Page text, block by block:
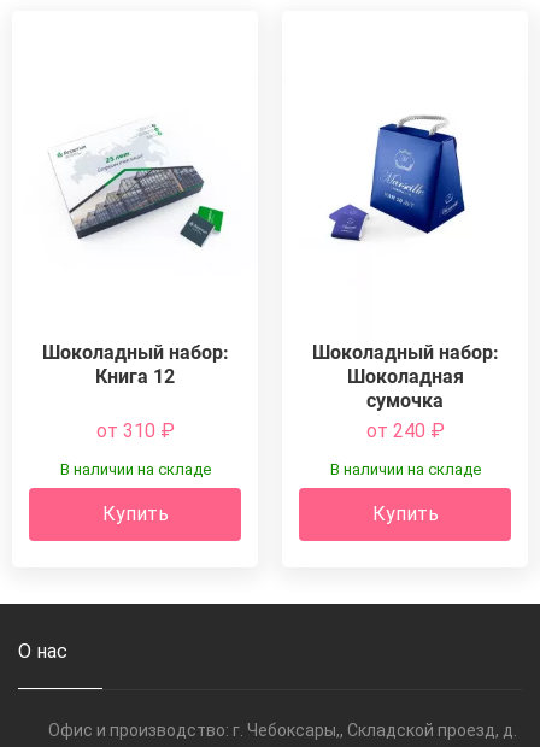
Шоколадный набор:
Книга 12
от 310 ₽
В наличии на складе
Купить
Шоколадный набор:
Шоколадная
сумочка
от 240 ₽
В наличии на складе
Купить
О нас
Офис и производство: г. Чебоксары,, Складской проезд, д.